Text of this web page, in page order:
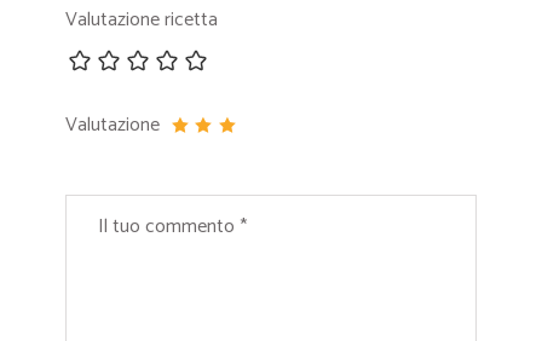
Valutazione ricetta
Valutazione